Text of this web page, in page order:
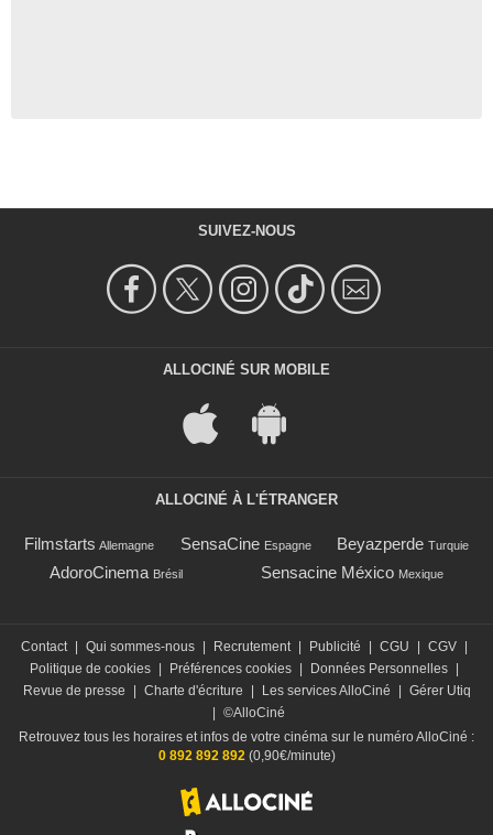
SUIVEZ-NOUS
ALLOCINÉ SUR MOBILE
ALLOCINÉ À L'ÉTRANGER
Filmstarts Allemagne SensaCine Espagne Beyazperde Turquie
AdoroCinema Brésil Sensacine México Mexique
Contact Qui sommes-nous Recrutement Publicité CGU CGV
Politique de cookies
Préférences cookies Données Personnelles
Revue de presse
Charte d'écriture Les services AlloCiné
Gérer Utiq
©AlloCiné
Retrouvez tous les horaires et infos de votre cinéma sur le numéro AlloCiné :
0 892 892 892(0,90€/minute)